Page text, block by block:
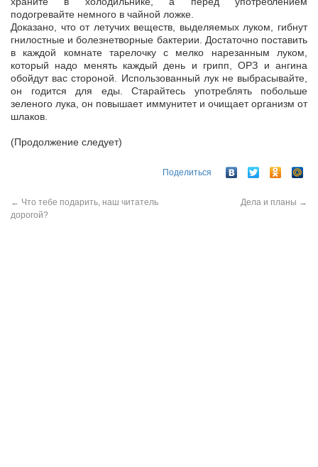
подогревайте немного в чайной ложке.
Доказано, что от летучих веществ, выделяемых луком, гибнут
гнилостные и болезнетворные бактерии. Достаточно поставить
в каждой комнате тарелочку с мелко нарезанным луком,
который надо менять каждый день и грипп, ОРЗ и ангина
обойдут вас стороной. Использованный лук не выбрасывайте,
он годится для еды. Старайтесь употреблять побольше
зеленого лука, он повышает иммунитет и очищает организм от
шлаков.
(Продолжение следует)
Поделиться
← Что тебе подарить, наш читатель
дорогой?
Дела и планы →